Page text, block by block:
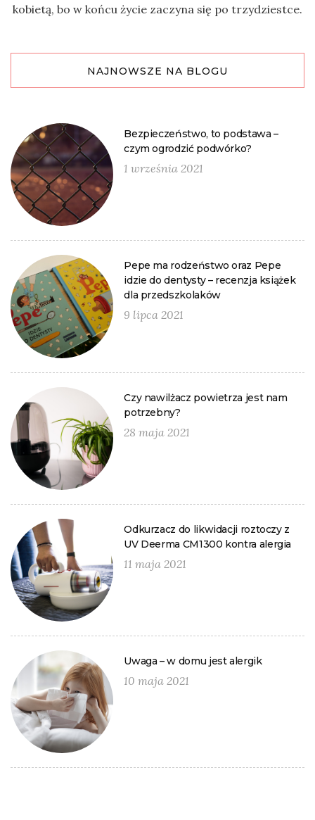
kobietą, bo w końcu życie zaczyna się po trzydziestce.
NAJNOWSZE NA BLOGU
Bezpieczeństwo, to podstawa –
czym ogrodzić podwórko?
1 września 2021
Pepe ma rodzeństwo oraz Pepe
idzie do dentysty – recenzja książek
dla przedszkolaków
9 lipca 2021
Czy nawilżacz powietrza jest nam
potrzebny?
28 maja 2021
Odkurzacz do likwidacji roztoczy z
UV Deerma CM1300 kontra alergia
11 maja 2021
Uwaga – w domu jest alergik
10 maja 2021